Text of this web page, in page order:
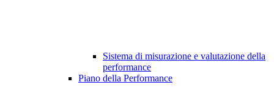
Sistema di misurazione e valutazione della
performance
Piano della Performance